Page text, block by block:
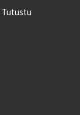
Tutustu